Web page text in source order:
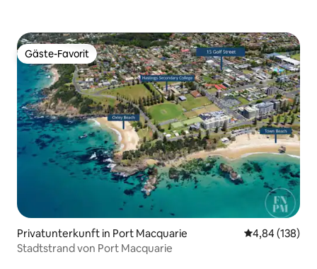
Gäste-Favorit
Gäste-Favorit
Privatunterkunft in Port Macquarie
4,84 (138)
Stadtstrand von Port Macquarie